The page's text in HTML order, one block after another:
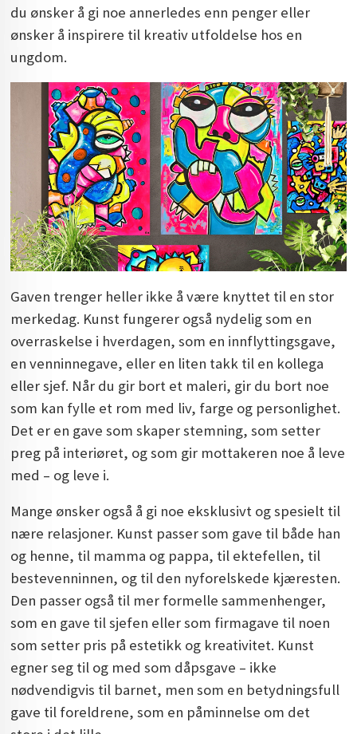
du ønsker å gi noe annerledes enn penger eller
ønsker å inspirere til kreativ utfoldelse hos en
ungdom.
Gaven trenger heller ikke å være knyttet til en stor
merkedag. Kunst fungerer også nydelig som en
overraskelse i hverdagen, som en innflyttingsgave,
en venninnegave, eller en liten takk til en kollega
eller sjef. Når du gir bort et maleri, gir du bort noe
som kan fylle et rom med liv, farge og personlighet.
Det er en gave som skaper stemning, som setter
preg på interiøret, og som gir mottakeren noe å leve
med – og leve i.
Mange ønsker også å gi noe eksklusivt og spesielt til
nære relasjoner. Kunst passer som gave til både han
og henne, til mamma og pappa, til ektefellen, til
bestevenninnen, og til den nyforelskede kjæresten.
Den passer også til mer formelle sammenhenger,
som en gave til sjefen eller som firmagave til noen
som setter pris på estetikk og kreativitet. Kunst
egner seg til og med som dåpsgave – ikke
nødvendigvis til barnet, men som en betydningsfull
gave til foreldrene, som en påminnelse om det